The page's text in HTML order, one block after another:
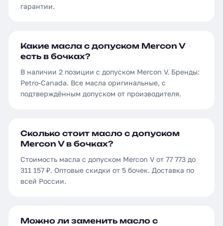
гарантии.
Какие масла с допуском Mercon V
есть в бочках?
В наличии 2 позиции с допуском Mercon V. Бренды:
Petro-Canada. Все масла оригинальные, с
подтверждённым допуском от производителя.
Сколько стоит масло с допуском
Mercon V в бочках?
Стоимость масла с допуском Mercon V от 77 773 до
311 157 ₽. Оптовые скидки от 5 бочек. Доставка по
всей России.
Можно ли заменить масло с